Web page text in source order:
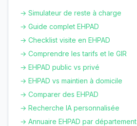
→ Simulateur de reste à charge
→ Guide complet EHPAD
→ Checklist visite en EHPAD
→ Comprendre les tarifs et le GIR
→ EHPAD public vs privé
→ EHPAD vs maintien à domicile
→ Comparer des EHPAD
→ Recherche IA personnalisée
→ Annuaire EHPAD par département